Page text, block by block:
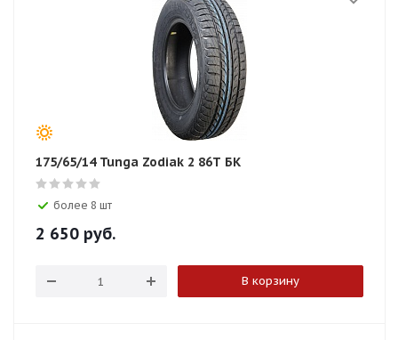
175/65/14 Tunga Zodiak 2 86T БК
более 8 шт
2 650 руб.
В корзину